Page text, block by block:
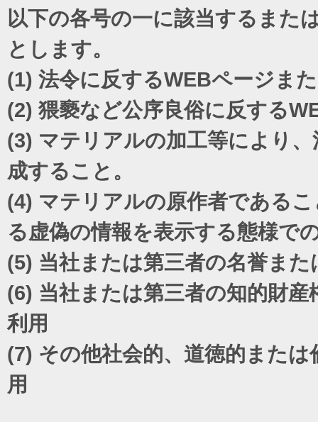
以下の各号の一に該当するまた
とします。
(1) 法令に反するWEBページま
(2) 猥褻など公序良俗に反する
(3) マテリアルの加工等により
成すること。
(4) マテリアルの原作者である
る虚偽の情報を表示する態様で
(5) 当社または第三者の名誉ま
(6) 当社または第三者の知的財
利用
(7) その他社会的、道徳的また
用